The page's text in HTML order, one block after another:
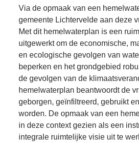
Via de opmaak van een
gemeente Lichtervelde aan deze
Met dit hemelwaterplan is een
uitgewerkt om de economische,
en ecologische gevolgen van
beperken en het grondgebied
de gevolgen van de
hemelwaterplan beantwoordt de
geborgen, geïnfiltreerd, gebruikt
worden. De opmaak van een
in deze context gezien als een
integrale ruimtelijke visie uit te